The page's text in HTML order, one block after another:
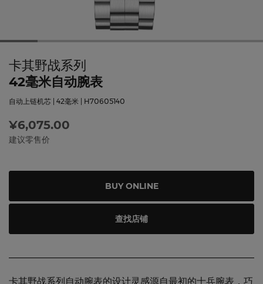
卡其野战系列
42毫米自动腕表
自动上链机芯 | 42毫米 | H70605140
¥6,075.00
建议零售价
BUY ONLINE
查找店铺
卡其野战系列自动腕表的设计灵感源自最初的士兵腕表，巧